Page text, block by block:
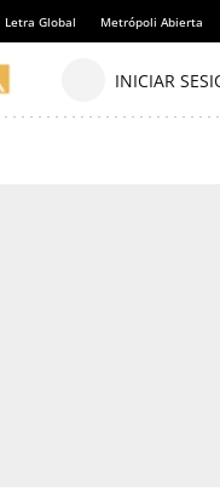
Letra Global Metrópoli Abierta